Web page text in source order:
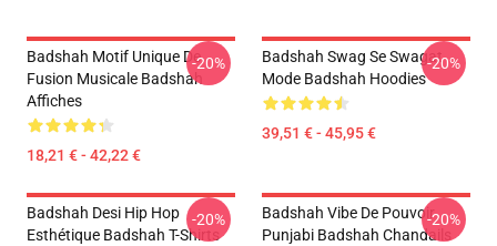
Badshah Motif Unique De
Fusion Musicale Badshah
Affiches
18,21 € - 42,22 €
-20%
Badshah Swag Se Swagat
Mode Badshah Hoodies
39,51 € - 45,95 €
-20%
Badshah Desi Hip Hop
Esthétique Badshah T-Shirts
-20%
Badshah Vibe De Pouvoir
Punjabi Badshah Chandails
-20%